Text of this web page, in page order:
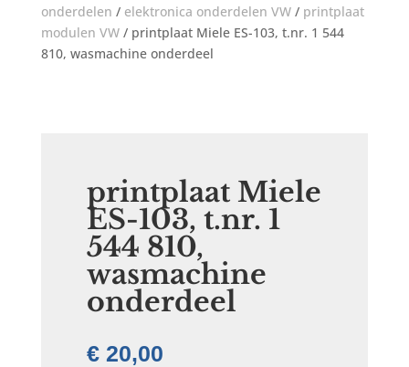
onderdelen / elektronica onderdelen VW/ printplaat
modulen VW/ printplaat Miele ES-103, t.nr. 1 544
810, wasmachine onderdeel
printplaat Miele
ES-103, t.nr. 1
544 810,
wasmachine
onderdeel
€20,00